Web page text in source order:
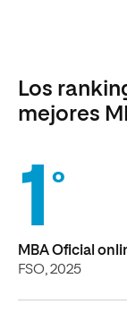
Los
mejores
1 °
MBA Oficial
FSO, 2025